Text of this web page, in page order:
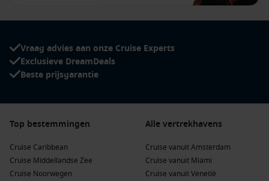
Vraag advies aan onze Cruise Experts
Exclusieve DreamDeals
Beste prijsgarantie
Top bestemmingen
Cruise Caribbean
Cruise Middellandse Zee
Cruise Noorwegen
Alle vertrekhavens
Cruise vanuit Amsterdam
Cruise vanuit Miami
Cruise vanuit Venetië